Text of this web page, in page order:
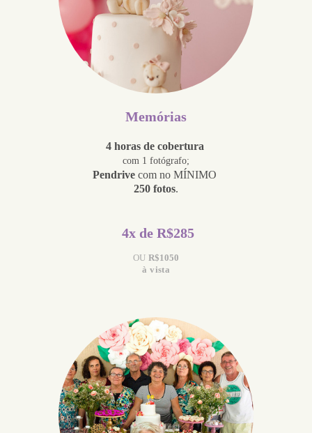
Memórias
4 horas de cobertura
com 1 fotógrafo;
Pendrive com no MÍNIMO
250 fotos.
4x de R$285
OU R$1050
à vista